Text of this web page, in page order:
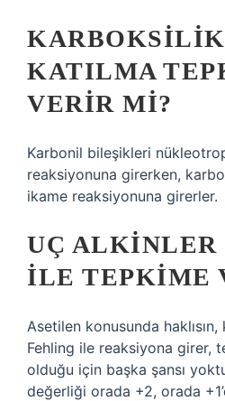
KATILMA
VERIR MI?
Karbonil bileşikleri
reaksiyonuna girerken,
ikame reaksiyonuna girerler.
UÇ ALKINLER
ILE TEPKIME
Asetilen konusunda
Fehling ile reaksiyona girer,
olduğu için başka şansı
değerliği orada +2, orada